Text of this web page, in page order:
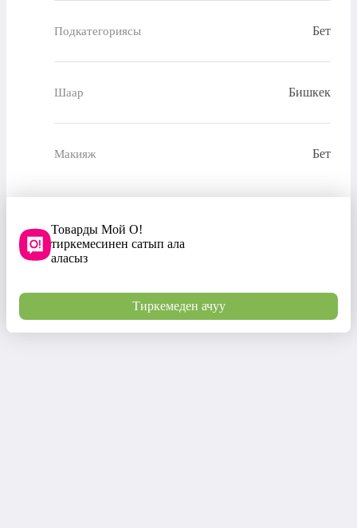
Подкатегориясы Бет
Шаар Бишкек
Макияж Бет
Товарды Мой О!
тиркемесинен сатып ала
аласыз
Тиркемеден ачуу